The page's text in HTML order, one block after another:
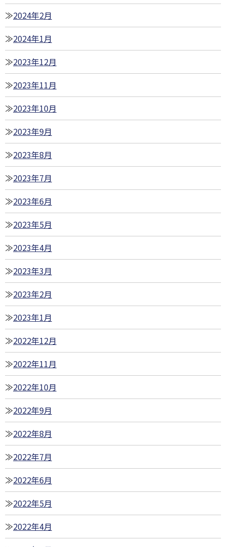
2024年2月
2024年1月
2023年12月
2023年11月
2023年10月
2023年9月
2023年8月
2023年7月
2023年6月
2023年5月
2023年4月
2023年3月
2023年2月
2023年1月
2022年12月
2022年11月
2022年10月
2022年9月
2022年8月
2022年7月
2022年6月
2022年5月
2022年4月